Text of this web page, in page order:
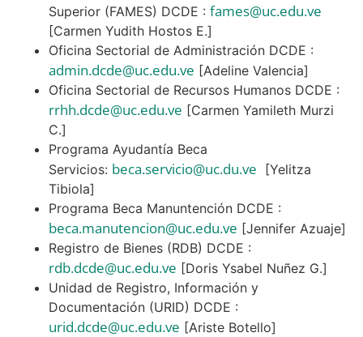
Superior (FAMES) DCDE : fames@uc.edu.ve
[Carmen Yudith Hostos E.]
Oficina Sectorial de Administración DCDE :
admin.dcde@uc.edu.ve [Adeline Valencia]
Oficina Sectorial de Recursos Humanos DCDE :
rrhh.dcde@uc.edu.ve [Carmen Yamileth Murzi
C.]
Programa Ayudantía Beca
Servicios: beca.servicio@uc.du.ve [Yelitza
Tibiola]
Programa Beca Manuntención DCDE :
beca.manutencion@uc.edu.ve [Jennifer Azuaje]
Registro de Bienes (RDB) DCDE :
rdb.dcde@uc.edu.ve [Doris Ysabel Nuñez G.]
Unidad de Registro, Información y
Documentación (URID) DCDE :
urid.dcde@uc.edu.ve [Ariste Botello]